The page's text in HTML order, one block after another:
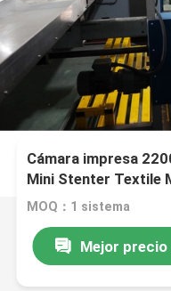
Cámara impresa
Mini Stenter Textile
MOQ：1 sistema
Mejor precio